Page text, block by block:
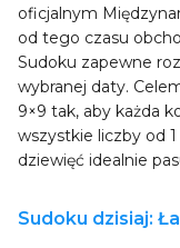
oficjalnym
od tego czasu
Sudoku zapewne
wybranej daty.
9×9 tak, aby każda
wszystkie liczby od
dziewięć idealnie
Sudoku dzisiaj: